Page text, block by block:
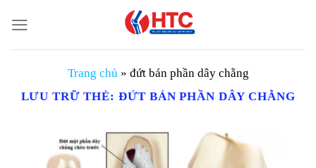
đến
nội
Trang chủ » đứt bán phần dây chằng
LƯU TRỮ THẺ: ĐỨT BÁN PHẦN DÂY CHẰNG